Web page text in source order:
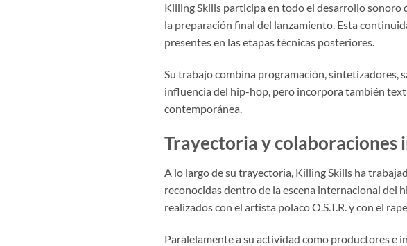
Killing Skills participa en todo el desarrollo sonoro
la preparación final del lanzamiento. Esta
presentes en las etapas técnicas posteriores.
Su trabajo combina programación, sintetizadores,
influencia del hip-hop, pero incorpora también
contemporánea.
Trayectoria y colaboraciones
A lo largo de su trayectoria, Killing Skills ha
reconocidas dentro de la escena internacional del
realizados con el artista polaco O.S.T.R. y con el
Paralelamente a su actividad como productores e